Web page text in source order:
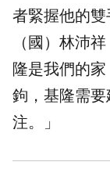
者緊握他的
（國）林沛
隆是我們的
鉤，基隆需
注。」